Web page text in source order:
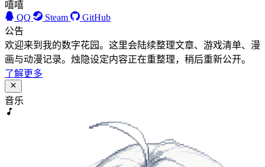
嘻嘻
QQ
Steam
GitHub
公告
欢迎来到我的数字花园。这里会陆续整理文章、游戏清单、漫
画与动漫记录。烛隐设定内容正在重整理，稍后重新公开。
了解更多
音乐